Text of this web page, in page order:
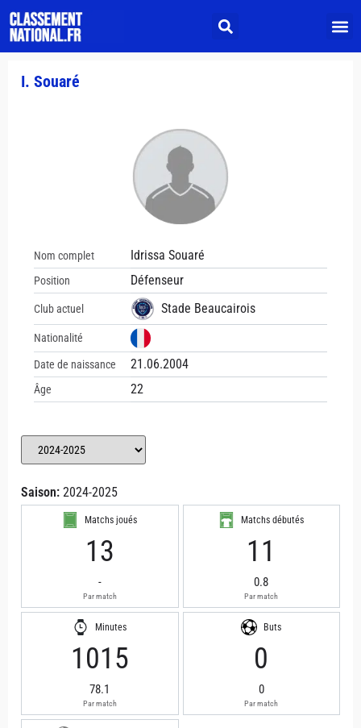
I. Souaré
Nom complet Idrissa Souaré
Position Défenseur
Club actuel Stade Beaucairois
Nationalité
Date de naissance 21.06.2004
Âge 22
Saison: 2024-2025
Matchs joués
13
-
Par match
Matchs débutés
11
0.8
Par match
Minutes
1015
78.1
Par match
Buts
0
0
Par match